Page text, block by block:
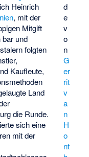
d
e
v
o
n
G
er
rit
v
a
n
H
o
nt
Heinrich
, mit der
Mitgift
bar und
folgten
Kaufleute,
Land
die Runde.
sich eine
mit der